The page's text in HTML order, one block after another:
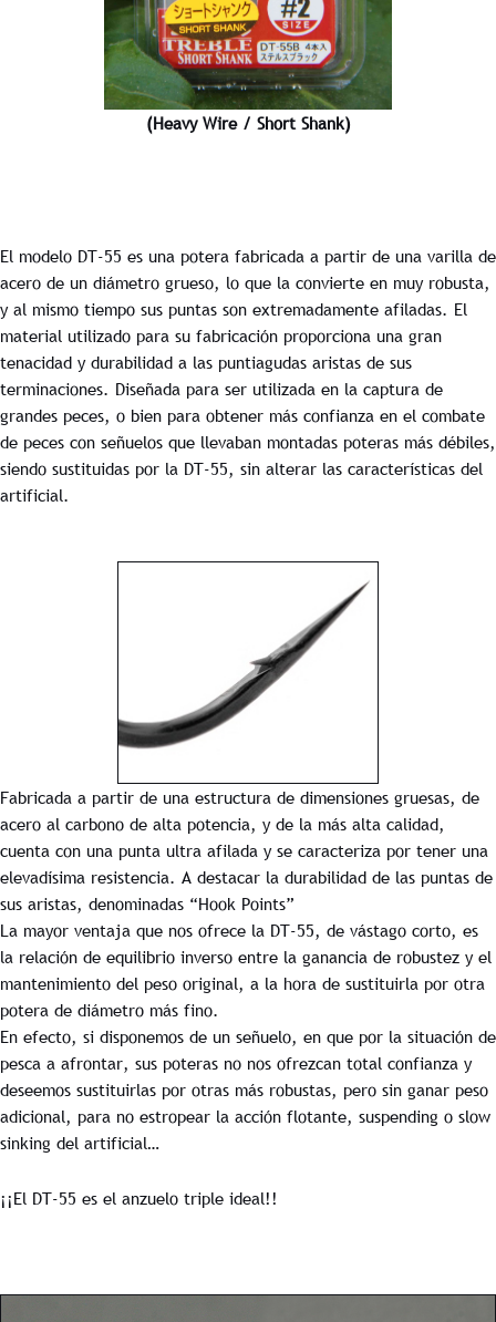
(Heavy Wire / Short Shank)
El modelo DT-55 es una potera fabricada a partir de una varilla de
acero de un diámetro grueso, lo que la convierte en muy robusta,
y al mismo tiempo sus puntas son extremadamente afiladas. El
material utilizado para su fabricación proporciona una gran
tenacidad y durabilidad a las puntiagudas aristas de sus
terminaciones. Diseñada para ser utilizada en la captura de
grandes peces, o bien para obtener más confianza en el combate
de peces con señuelos que llevaban montadas poteras más débiles,
siendo sustituidas por la DT-55, sin alterar las características del
artificial.
Fabricada a partir de una estructura de dimensiones gruesas, de
acero al carbono de alta potencia, y de la más alta calidad,
cuenta con una punta ultra afilada y se caracteriza por tener una
elevadísima resistencia. A destacar la durabilidad de las puntas de
sus aristas, denominadas “Hook Points”
La mayor ventaja que nos ofrece la DT-55, de vástago corto, es
la relación de equilibrio inverso entre la ganancia de robustez y el
mantenimiento del peso original, a la hora de sustituirla por otra
potera de diámetro más fino.
En efecto, si disponemos de un señuelo, en que por la situación de
pesca a afrontar, sus poteras no nos ofrezcan total confianza y
deseemos sustituirlas por otras más robustas, pero sin ganar peso
adicional, para no estropear la acción flotante, suspending o slow
sinking del artificial…
¡¡El DT-55 es el anzuelo triple ideal!!